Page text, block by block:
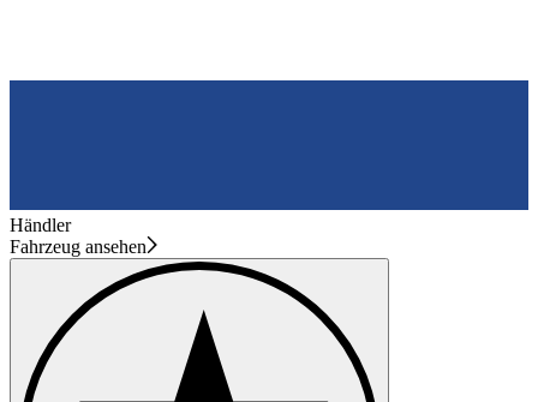
Händler
Fahrzeug ansehen